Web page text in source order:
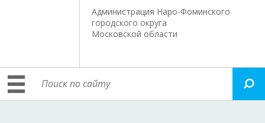
Администрация Наро-Фоминского
городского округа
Московской области